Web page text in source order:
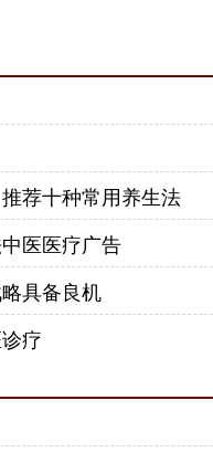
荐十种常用养生法
医医疗广告
具备良机
疗